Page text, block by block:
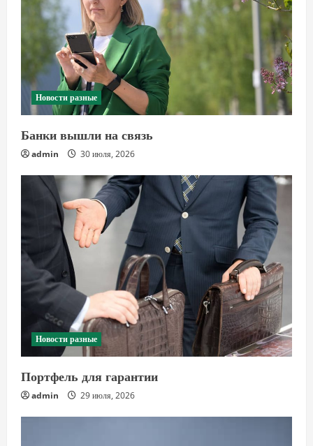
Новости разные
Банки вышли на связь
admin 30 июля, 2026
Новости разные
Портфель для гарантии
admin 29 июля, 2026